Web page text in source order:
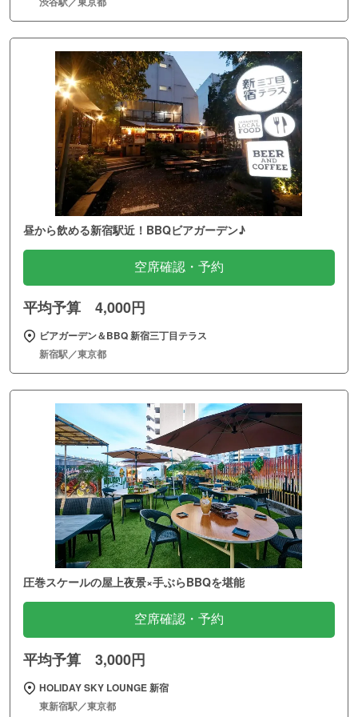
昼から飲める新宿駅近！BBQビアガーデン♪
空席確認・予約
平均予算 4,000円
ビアガーデン＆BBQ 新宿三丁目テラス
新宿駅／東京都
圧巻スケールの屋上夜景×手ぶらBBQを堪能
空席確認・予約
平均予算 3,000円
HOLIDAY SKY LOUNGE 新宿
東新宿駅／東京都